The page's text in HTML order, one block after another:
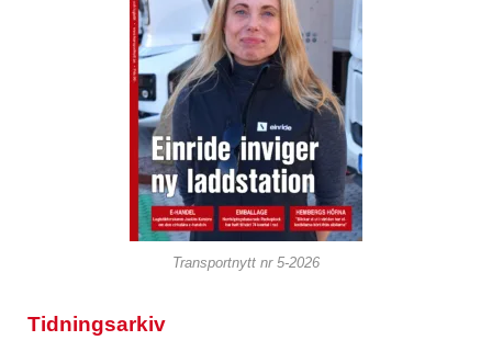
Transportnytt nr 5-2026
Tidningsarkiv